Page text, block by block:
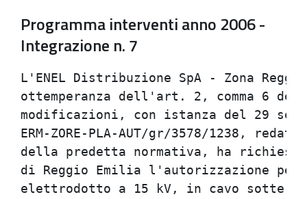
Programma interventi anno 2006 -
Integrazione n. 7
L'ENEL Distribuzione SpA - Zona
ottemperanza dell'art. 2, comma 6
modificazioni, con istanza del 29
ERM-ZORE-PLA-AUT/gr/3578/1238,
della predetta normativa, ha
di Reggio Emilia l'autorizzazione
elettrodotto a 15 kV, in cavo